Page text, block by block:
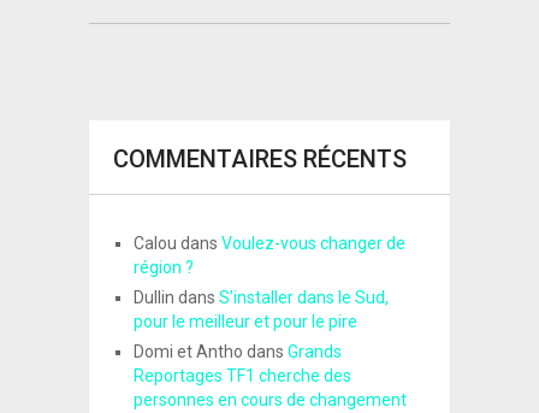
COMMENTAIRES RÉCENTS
Calou dans Voulez-vous changer de
région ?
Dullin dans S’installer dans le Sud,
pour le meilleur et pour le pire
Domi et Antho dans Grands
Reportages TF1 cherche des
personnes en cours de changement